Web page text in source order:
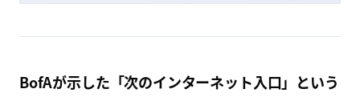
BofAが示した「次のインターネット入口」という